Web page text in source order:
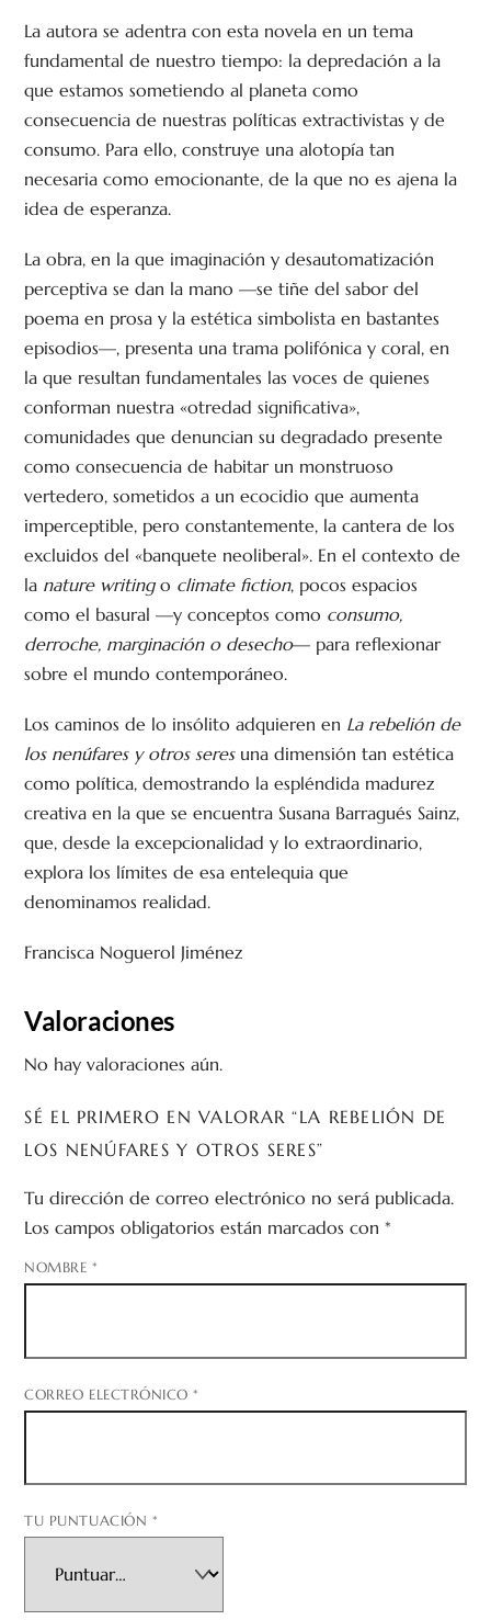
La autora se adentra con esta novela en un tema
fundamental de nuestro tiempo: la depredación a la
que estamos sometiendo al planeta como
consecuencia de nuestras políticas extractivistas y de
consumo. Para ello, construye una alotopía tan
necesaria como emocionante, de la que no es ajena la
idea de esperanza.
La obra, en la que imaginación y desautomatización
perceptiva se dan la mano —se tiñe del sabor del
poema en prosa y la estética simbolista en bastantes
episodios—, presenta una trama polifónica y coral, en
la que resultan fundamentales las voces de quienes
conforman nuestra «otredad significativa»,
comunidades que denuncian su degradado presente
como consecuencia de habitar un monstruoso
vertedero, sometidos a un ecocidio que aumenta
imperceptible, pero constantemente, la cantera de los
excluidos del «banquete neoliberal». En el contexto de
la nature writingo climate fiction, pocos espacios
como el basural —y conceptos como consumo,
derroche, marginación o desecho— para reflexionar
sobre el mundo contemporáneo.
Los caminos de lo insólito adquieren en La rebelión de
los nenúfares y otros seresuna dimensión tan estética
como política, demostrando la espléndida madurez
creativa en la que se encuentra Susana Barragués Sainz,
que, desde la excepcionalidad y lo extraordinario,
explora los límites de esa entelequia que
denominamos realidad.
Francisca Noguerol Jiménez
Valoraciones
No hay valoraciones aún.
SÉ EL PRIMERO EN VALORAR “LA REBELIÓN DE
LOS NENÚFARES Y OTROS SERES”
Tu dirección de correo electrónico no será publicada.
Los campos obligatorios están marcados con*
NOMBRE *
CORREO ELECTRÓNICO*
TU PUNTUACIÓN *